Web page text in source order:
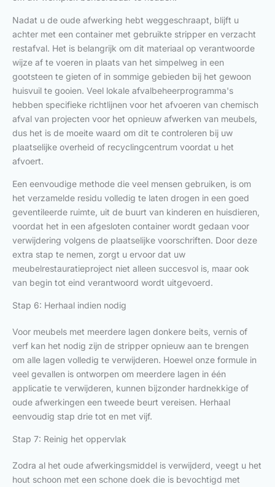
Nadat u de oude afwerking hebt weggeschraapt, blijft u
achter met een container met gebruikte stripper en verzacht
restafval. Het is belangrijk om dit materiaal op verantwoorde
wijze af te voeren in plaats van het simpelweg in een
gootsteen te gieten of in sommige gebieden bij het gewoon
huisvuil te gooien. Veel lokale afvalbeheerprogramma's
hebben specifieke richtlijnen voor het afvoeren van chemisch
afval van projecten voor het opnieuw afwerken van meubels,
dus het is de moeite waard om dit te controleren bij uw
plaatselijke overheid of recyclingcentrum voordat u het
afvoert.
Een eenvoudige methode die veel mensen gebruiken, is om
het verzamelde residu volledig te laten drogen in een goed
geventileerde ruimte, uit de buurt van kinderen en huisdieren,
voordat het in een afgesloten container wordt gedaan voor
verwijdering volgens de plaatselijke voorschriften. Door deze
extra stap te nemen, zorgt u ervoor dat uw
meubelrestauratieproject niet alleen succesvol is, maar ook
van begin tot eind verantwoord wordt uitgevoerd.
Stap 6: Herhaal indien nodig
Voor meubels met meerdere lagen donkere beits, vernis of
verf kan het nodig zijn de stripper opnieuw aan te brengen
om alle lagen volledig te verwijderen. Hoewel onze formule in
veel gevallen is ontworpen om meerdere lagen in één
applicatie te verwijderen, kunnen bijzonder hardnekkige of
oude afwerkingen een tweede beurt vereisen. Herhaal
eenvoudig stap drie tot en met vijf.
Stap 7: Reinig het oppervlak
Zodra al het oude afwerkingsmiddel is verwijderd, veegt u het
hout schoon met een schone doek die is bevochtigd met